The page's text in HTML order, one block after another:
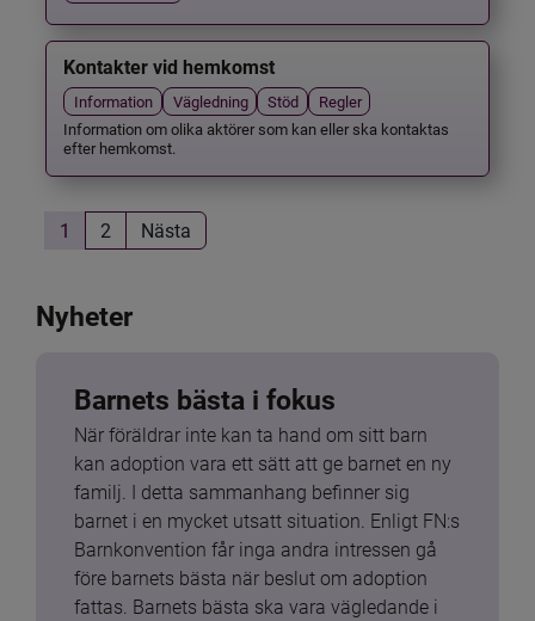
Kontakter vid hemkomst
Information Vägledning Stöd
Regler
Information om olika aktörer som kan eller ska kontaktas
efter hemkomst.
1 2 Nästa
Nyheter
Barnets bästa i fokus
När föräldrar inte kan ta hand om sitt barn
kan adoption vara ett sätt att ge barnet en ny
familj. I detta sammanhang befinner sig
barnet i en mycket utsatt situation. Enligt FN:s
Barnkonvention får inga andra intressen gå
före barnets bästa när beslut om adoption
fattas. Barnets bästa ska vara vägledande i